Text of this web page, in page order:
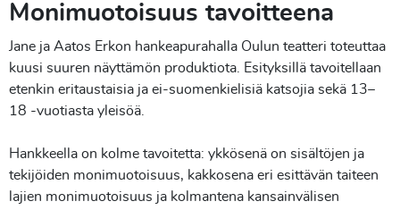
Monimuotoisuus tavoitteena
Jane ja Aatos Erkon hankeapurahalla Oulun teatteri toteuttaa
kuusi suuren näyttämön produktiota. Esityksillä tavoitellaan
etenkin eritaustaisia ja ei-suomenkielisiä katsojia sekä 13–
18 -vuotiasta yleisöä.
Hankkeella on kolme tavoitetta: ykkösenä on sisältöjen ja
tekijöiden monimuotoisuus, kakkosena eri esittävän taiteen
lajien monimuotoisuus ja kolmantena kansainvälisen